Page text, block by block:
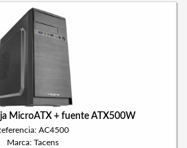
MicroATX + fuente ATX500W
AC4500
Marca: Tacens